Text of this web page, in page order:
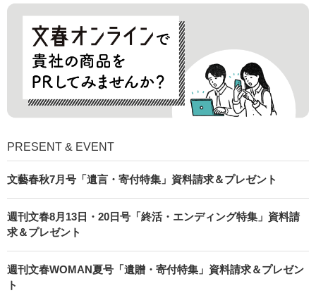
PRESENT & EVENT
文藝春秋7月号「遺言・寄付特集」資料請求＆プレゼント
週刊文春8月13日・20日号「終活・エンディング特集」資料請
求＆プレゼント
週刊文春WOMAN夏号「遺贈・寄付特集」資料請求＆プレゼン
ト